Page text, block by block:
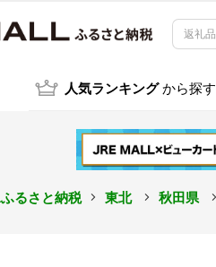
人気ランキング から探す
るさと納税 東北 秋田県